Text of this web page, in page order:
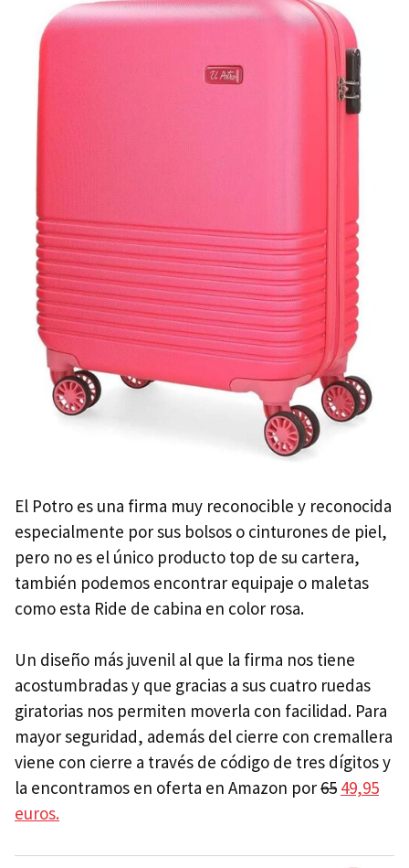
El Potro es una firma muy reconocible y reconocida
especialmente por sus bolsos o cinturones de piel,
pero no es el único producto top de su cartera,
también podemos encontrar equipaje o maletas
como esta Ride de cabina en color rosa.
Un diseño más juvenil al que la firma nos tiene
acostumbradas y que gracias a sus cuatro ruedas
giratorias nos permiten moverla con facilidad. Para
mayor seguridad, además del cierre con cremallera
viene con cierre a través de código de tres dígitos y
la encontramos en oferta en Amazon por65 49,95
euros.